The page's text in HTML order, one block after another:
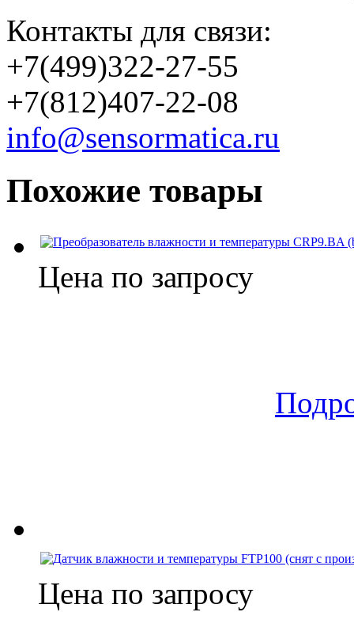
Контакты для связи:
+7(499)322-27-55
+7(812)407-22-08
info@sensormatica.ru
Похожие товары
Цена по запросу
Цена по запросу